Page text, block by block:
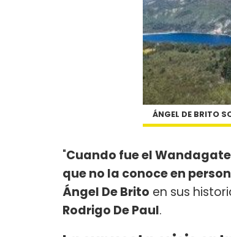
ÁNGEL DE BRITO
"Cuando fue el
que no la conoce en
Ángel De Brito en sus
Rodrigo De Paul.